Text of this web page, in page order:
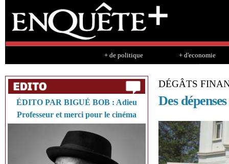
+ de politique + d'economie
ÉDITO PAR BIGUÉ BOB : Adieu
Professeur et merci pour le cinéma
DÉGÂTS
Des